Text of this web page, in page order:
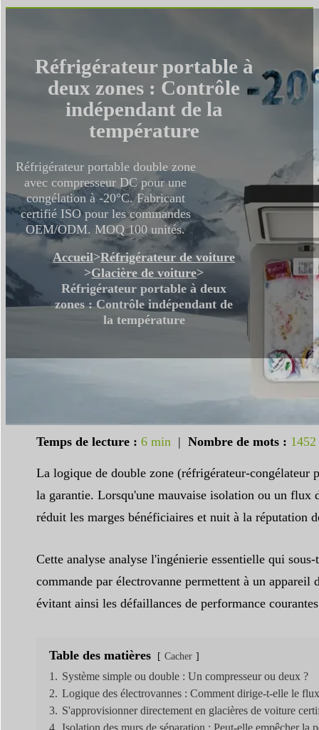
Réfrigérateur portable à
deux zones : Contrôle
indépendant de la
température
Réfrigérateur portable double zone
avec compresseur DC pour une
congélation à -20°C. Fabricant
certifié ISO pour les commandes
OEM/ODM. MOQ 100 unités.
Accueil>Réfrigérateur de voiture
>Glacière de voiture>
Réfrigérateur portable à deux
zones : Contrôle indépendant de
la température
Temps de lecture : 6 min| Nombre de mots : 1452
La logique de double zone (réfrigérateur-congélateur
la garantie. Lorsqu'une mauvaise isolation ou un flux
réduit les marges bénéficiaires et nuit à la réputation
Cette analyse analyse l'ingénierie essentielle qui
commande par électrovanne permettent à un
évitant ainsi les défaillances de performance
Table des matières Cacher
1. Système simple ou double : Un compresseur ou deux ?
2. Logique des électrovannes : Comment dirige-t-elle le
3. S'approvisionner directement en glacières de voiture
4. Isolation des murs de séparation : Peut-elle empêcher la